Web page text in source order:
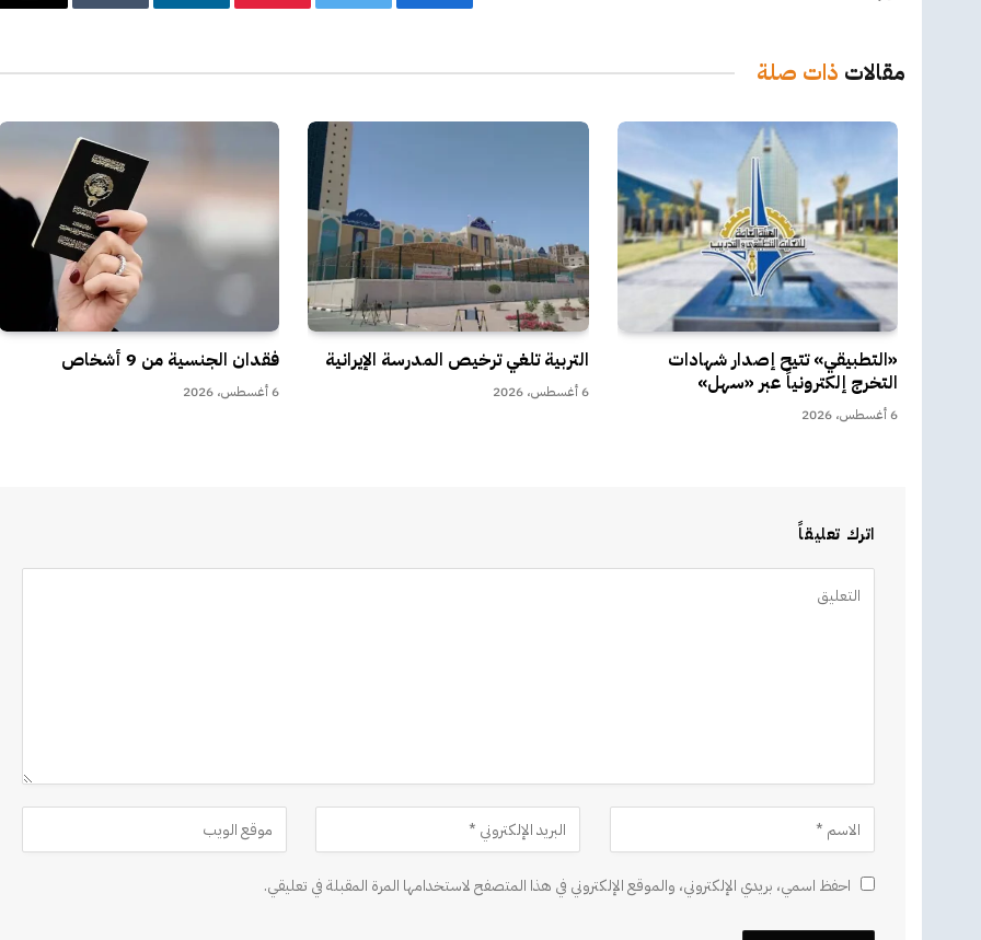
فيسبوك تويتر بينتيريستلينكدإن Tumblr
مقالات ذات صلة
«التطبيقي» تتيح إصدار شهادات
التخرج إلكترونياً عبر «سهل»
6 أغسطس، 2026
التربية تلغي ترخيص المدرسة الإيرانية
6 أغسطس، 2026
فقدان الجنسية من 9 أشخاص
6 أغسطس، 2026
اترك تعليقاً
احفظ اسمي، بريدي الإلكتروني، والموقع الإلكتروني في هذا المتصفح لاستخدامها المرة المقبلة في تعليقي.